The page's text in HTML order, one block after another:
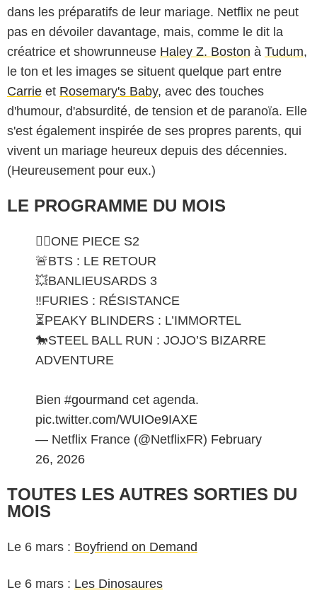
dans les préparatifs de leur mariage. Netflix ne peut
pas en dévoiler davantage, mais, comme le dit la
créatrice et showrunneuse Haley Z. Boston à Tudum,
le ton et les images se situent quelque part entre
Carrie et Rosemary's Baby, avec des touches
d'humour, d'absurdité, de tension et de paranoïa. Elle
s'est également inspirée de ses propres parents, qui
vivent un mariage heureux depuis des décennies.
(Heureusement pour eux.)
LE PROGRAMME DU MOIS
🏴‍☠️ONE PIECE S2
🚨BTS : LE RETOUR
💥BANLIEUSARDS 3
‼️FURIES : RÉSISTANCE
⏳PEAKY BLINDERS : L’IMMORTEL
🐎STEEL BALL RUN : JOJO’S BIZARRE
ADVENTURE
Bien #gourmand cet agenda.
pic.twitter.com/WUIOe9IAXE
— Netflix France (@NetflixFR) February
26, 2026
TOUTES LES AUTRES SORTIES DU
MOIS
Le 6 mars : Boyfriend on Demand
Le 6 mars : Les Dinosaures